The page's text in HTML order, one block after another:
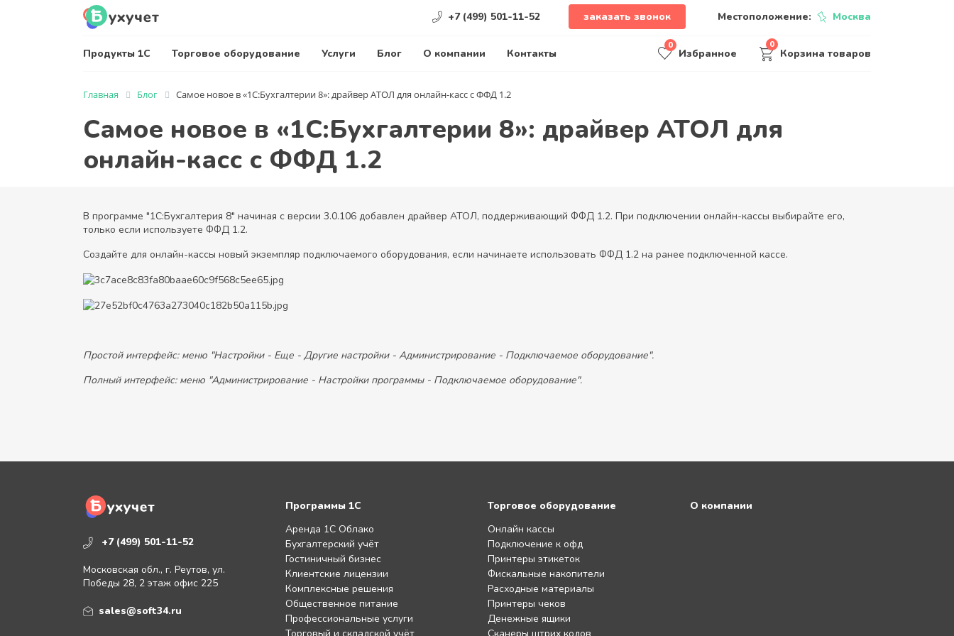
+7 (499) 501-11-52 заказать звонок Местоположение: Москва
Продукты 1С Торговое оборудование Услуги Блог О компании Контакты Избранное
0
Корзина товаров
0
Главная Блог Самое новое в «1С:Бухгалтерии 8»: драйвер АТОЛ для онлайн-касс с ФФД 1.2
Самое новое в «1С:Бухгалтерии 8»: драйвер АТОЛ для
онлайн-касс с ФФД 1.2
В программе "1С:Бухгалтерия 8" начиная с версии 3.0.106 добавлен драйвер АТОЛ, поддерживающий ФФД 1.2. При подключении онлайн-кассы выбирайте его,
только если используете ФФД 1.2.
Создайте для онлайн-кассы новый экземпляр подключаемого оборудования, если начинаете использовать ФФД 1.2 на ранее подключенной кассе.
Простой интерфейс: меню "Настройки - Еще - Другие настройки - Администрирование - Подключаемое оборудование".
Полный интерфейс: меню "Администрирование - Настройки программы - Подключаемое оборудование".
+7 (499) 501-11-52
Московская обл., г. Реутов, ул.
Победы 28, 2 этаж офис 225
sales@soft34.ru
Программы 1С
Аренда 1С Облако
Бухгалтерский учёт
Гостиничный бизнес
Клиентские лицензии
Комплексные решения
Общественное питание
Профессиональные услуги
Торговое оборудование
Онлайн кассы
Подключение к офд
Принтеры этикеток
Фискальные накопители
Расходные материалы
Принтеры чеков
Денежные ящики
О компании